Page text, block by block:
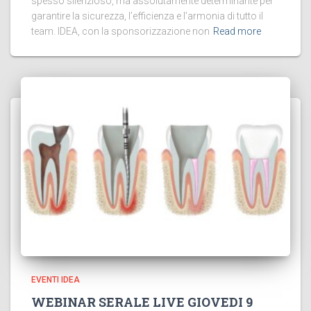
garantire la sicurezza, l’efficienza e l’armonia di tutto il
team. IDEA, con la sponsorizzazione non Read more
EVENTI IDEA
WEBINAR SERALE LIVE GIOVEDI 9